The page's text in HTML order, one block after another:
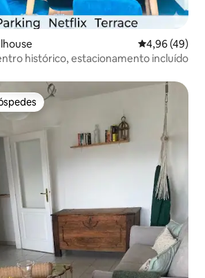
4,96 de uma
4,96 (49)
histórico, estacionamento incluído
dos hóspedes